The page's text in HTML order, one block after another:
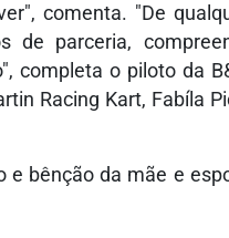
comenta. "De
de parceria,
completa o piloto da
Racing Kart, Fabíla
bênção da mãe e